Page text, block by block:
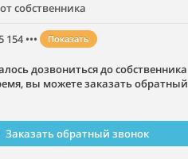
от собственника
154 ••• Показать
дозвониться до собственника
вы можете заказать обратный
Заказать обратный звонок